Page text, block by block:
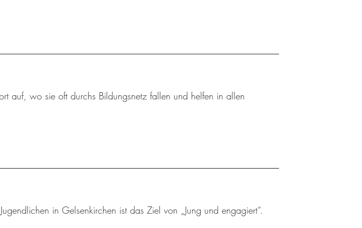
auf, wo sie oft durchs Bildungsnetz fallen und helfen in allen
in Gelsenkirchen ist das Ziel von „Jung und engagiert“.